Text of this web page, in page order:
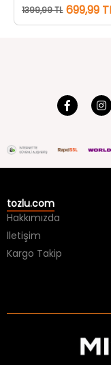
1399,99 TL 699,99
tozlu.com
Hakkımızda
İletişim
Kargo Takip